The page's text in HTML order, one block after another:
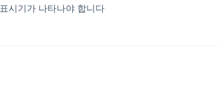
시기가 나타나야 합니다